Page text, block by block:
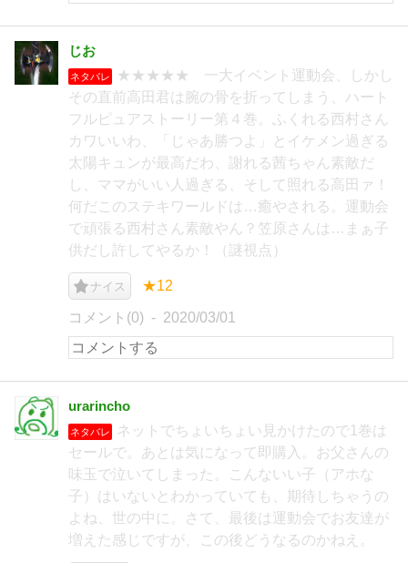
じお
ネタバレ
★★★★★ 一大イベント運動会、しかし
その直前高田君は腕の骨を折ってしまう、ハート
フルピュアストーリー第４巻。ふくれる西村さん
カワいいわ、「じゃあ勝つよ」とイケメン過ぎる
太陽キュンが最高だわ、謝れる茜ちゃん素敵だ
し、ママがいい人過ぎる、そして照れる高田ァ！
何だこのステキワールドは…癒やされる。運動会
で頑張る西村さん素敵やん？笠原さんは…まぁ子
供だし許してやるか！（謎視点）
ナイス ★12
コメント(0) 2020/03/01
urarincho
ネタバレ
ネットでちょいちょい見かけたので1巻は
セールで。あとは気になって即購入。お父さんの
味玉で泣いてしまった。こんないい子（アホな
子）はいないとわかっていても、期待しちゃうの
よね、世の中に。さて、最後は運動会でお友達が
増えた感じですが、この後どうなるのかねえ。